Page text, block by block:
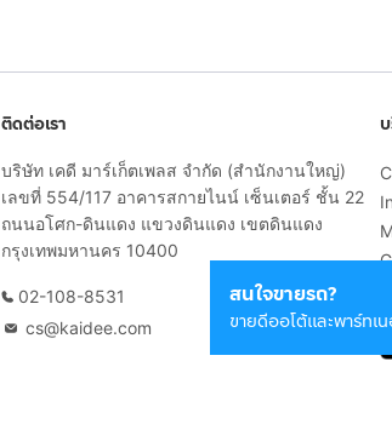
สนใจขายรถ?
ขายดีออโต้และพาร์ท
ติดต่อเรา
บริษัท เคดี มาร์เก็ตเพลส จำกัด (สำนักงานใหญ่)
เลขที่ 554/117 อาคารสกายไนน์ เซ็นเตอร์ ชั้น 22
ถนนอโศก-ดินแดง แขวงดินแดง เขตดินแดง
กรุงเทพมหานคร 10400
02-108-8531
cs@kaidee.com